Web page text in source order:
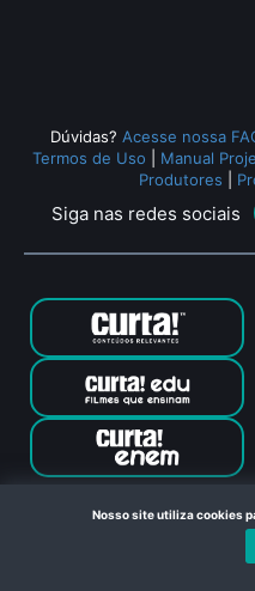
Dúvidas? Acesse nossa
Termos de Uso
Manual
Produtores
Siga nas redes sociais
Canal Curta © 2024. Todos
no
Nosso site utiliza cookies